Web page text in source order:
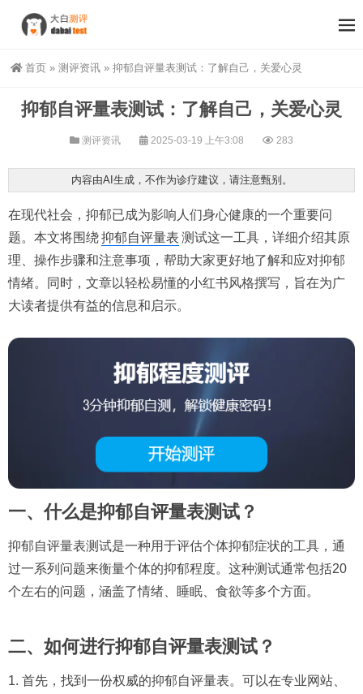
首页 » 测评资讯 » 抑郁自评量表测试：了解自己，关爱心灵
抑郁自评量表测试：了解自己，关爱心灵
测评资讯 2025-03-19 上午3:08 283
内容由AI生成，不作为诊疗建议，请注意甄别。
在现代社会，抑郁已成为影响人们身心健康的一个重要问
题。本文将围绕抑郁自评量表 测试这一工具，详细介绍其原
理、操作步骤和注意事项，帮助大家更好地了解和应对抑郁
情绪。同时，文章以轻松易懂的小红书风格撰写，旨在为广
大读者提供有益的信息和启示。
一、什么是抑郁自评量表测试？
抑郁自评量表测试是一种用于评估个体抑郁症状的工具，通
过一系列问题来衡量个体的抑郁程度。这种测试通常包括20
个左右的问题，涵盖了情绪、睡眠、食欲等多个方面。
二、如何进行抑郁自评量表测试？
1. 首先，找到一份权威的抑郁自评量表。可以在专业网站、